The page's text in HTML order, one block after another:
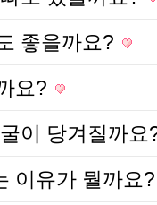
좋을까요?
요?
이 당겨질까
이유가 뭘까요